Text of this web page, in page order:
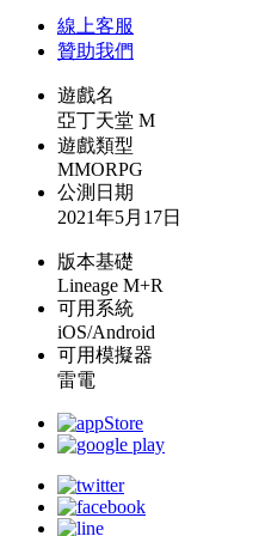
線上客服
贊助我們
遊戲名
亞丁天堂 M
遊戲類型
MMORPG
公測日期
2021年5月17日
版本基礎
Lineage M+R
可用系統
iOS/Android
可用模擬器
雷電